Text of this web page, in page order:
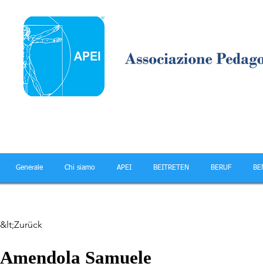
Generale Chi siamo APEI BEITRETEN BERUF
&lt;Zurück
Amendola Samuele